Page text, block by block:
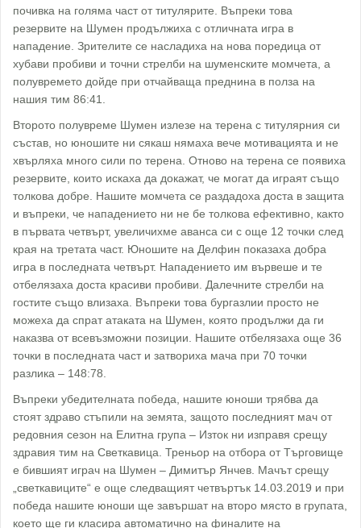
почивка на голяма част от титулярите. Въпреки това
резервите на Шумен продължиха с отличната игра в
нападение. Зрителите се насладиха на нова поредица от
хубави пробиви и точни стрелби на шуменските момчета, а
полувремето дойде при отчайваща преднина в полза на
нашия тим 86:41.
Второто полувреме Шумен излезе на терена с титулярния си
състав, но юношите ни сякаш нямаха вече мотивацията и не
хвърляха много сили по терена. Отново на терена се появиха
резервите, които искаха да докажат, че могат да играят също
толкова добре. Нашите момчета се раздадоха доста в защита
и въпреки, че нападението ни не бе толкова ефективно, както
в първата четвърт, увеличихме аванса си с още 12 точки след
края на третата част. Юношите на Делфин показаха добра
игра в последната четвърт. Нападението им вървеше и те
отбелязаха доста красиви пробиви. Далeчните стрелби на
гостите също влизаха. Въпреки това бургазлии просто не
можеха да спрат атаката на Шумен, която продължи да ги
наказва от всевъзможни позиции. Нашите отбелязаха още 36
точки в последната част и затвориха мача при 70 точки
разлика – 148:78.
Въпреки убедителната победа, нашите юноши трябва да
стоят здраво стъпили на земята, защото последният мач от
редовния сезон на Елитна група – Изток ни изправя срещу
здравия тим на Светкавица. Треньор на отбора от Търговище
е бившият играч на Шумен – Димитър Янчев. Мачът срещу
„светкавиците“ е още следващият четвъртък 14.03.2019 и при
победа нашите юноши ще завършат на второ място в групата,
което ще ги класира автоматично на финалите на